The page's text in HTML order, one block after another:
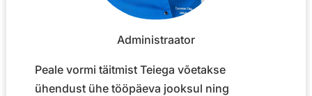
Administraator
Peale vormi täitmist Teiega võetakse
ühendust ühe tööpäeva jooksul ning